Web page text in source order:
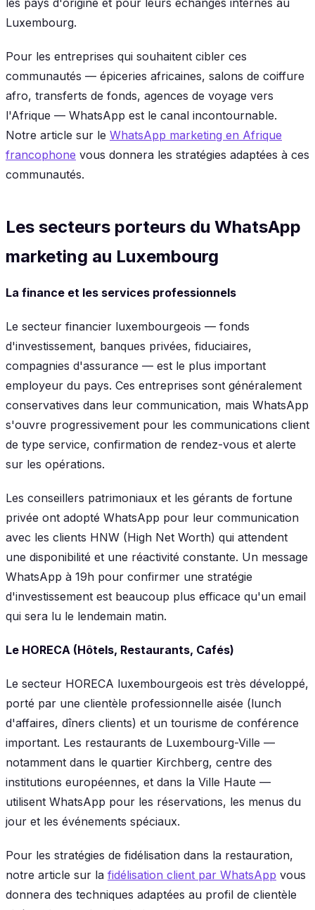
Luxembourg.
Pour les entreprises qui souhaitent cibler ces
communautés — épiceries africaines, salons de coiffure
afro, transferts de fonds, agences de voyage vers
l'Afrique — WhatsApp est le canal incontournable.
Notre article sur le WhatsApp marketing en Afrique
francophone vous donnera les stratégies adaptées à ces
communautés.
Les secteurs porteurs du WhatsApp
marketing au Luxembourg
La finance et les services professionnels
Le secteur financier luxembourgeois — fonds
d'investissement, banques privées, fiduciaires,
compagnies d'assurance — est le plus important
employeur du pays. Ces entreprises sont généralement
conservatives dans leur communication, mais WhatsApp
s'ouvre progressivement pour les communications client
de type service, confirmation de rendez-vous et alerte
sur les opérations.
Les conseillers patrimoniaux et les gérants de fortune
privée ont adopté WhatsApp pour leur communication
avec les clients HNW (High Net Worth) qui attendent
une disponibilité et une réactivité constante. Un message
WhatsApp à 19h pour confirmer une stratégie
d'investissement est beaucoup plus efficace qu'un email
qui sera lu le lendemain matin.
Le HORECA (Hôtels, Restaurants, Cafés)
Le secteur HORECA luxembourgeois est très développé,
porté par une clientèle professionnelle aisée (lunch
d'affaires, dîners clients) et un tourisme de conférence
important. Les restaurants de Luxembourg-Ville —
notamment dans le quartier Kirchberg, centre des
institutions européennes, et dans la Ville Haute —
utilisent WhatsApp pour les réservations, les menus du
jour et les événements spéciaux.
Pour les stratégies de fidélisation dans la restauration,
notre article sur la fidélisation client par WhatsApp vous
donnera des techniques adaptées au profil de clientèle